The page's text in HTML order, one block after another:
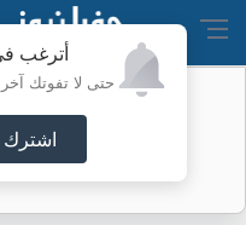
أترغب
حتى لا تفوتك آخر
اشترك
الفيفا
كأس